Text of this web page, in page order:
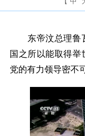
东帝汶总理鲁瓦
国之所以能取得
党的有力领导密不